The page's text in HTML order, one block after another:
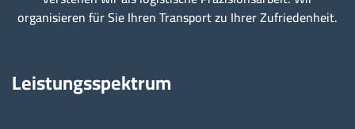
organisieren für Sie Ihren Transport zu Ihrer Zufriedenheit.
Leistungsspektrum